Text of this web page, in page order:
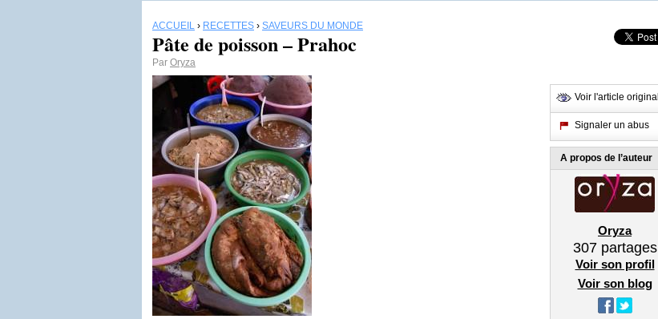
ACCUEIL › RECETTES › SAVEURS DU MONDE
Pâte de poisson – Prahoc
Par Oryza
Voir l'article original
Signaler un abus
A propos de l’auteur
Oryza
307partages
Voir son profil
Voir son blog